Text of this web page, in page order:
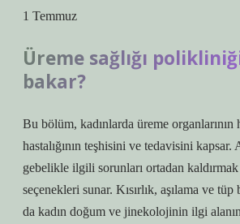
1 Temmuz
Üreme sağlığı
bakar?
Bu bölüm, kadınlarda üreme organlarının
hastalığının teşhisini ve tedavisini kapsar.
gebelikle ilgili sorunları ortadan
seçenekleri sunar. Kısırlık, aşılama ve
da kadın doğum ve jinekolojinin ilgi